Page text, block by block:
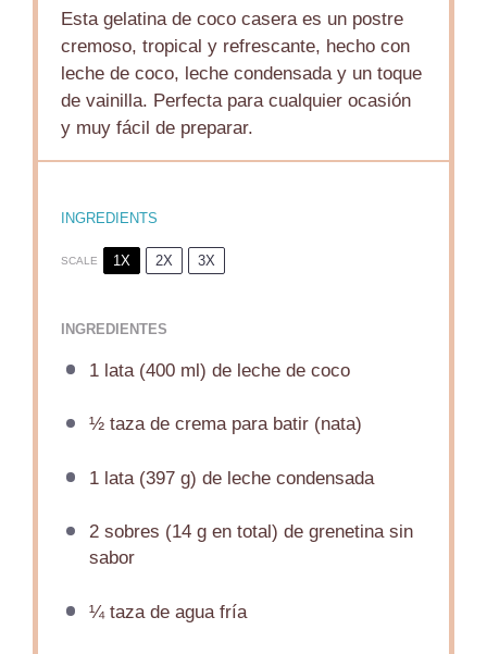
Esta gelatina de coco casera es un postre
cremoso, tropical y refrescante, hecho con
leche de coco, leche condensada y un toque
de vainilla. Perfecta para cualquier ocasión
y muy fácil de preparar.
INGREDIENTS
SCALE 1X 2X 3X
INGREDIENTES
1lata (400 ml) de leche de coco
½taza de crema para batir (nata)
1lata (397 g) de leche condensada
2sobres (14 g en total) de grenetina sin
sabor
¼taza de agua fría